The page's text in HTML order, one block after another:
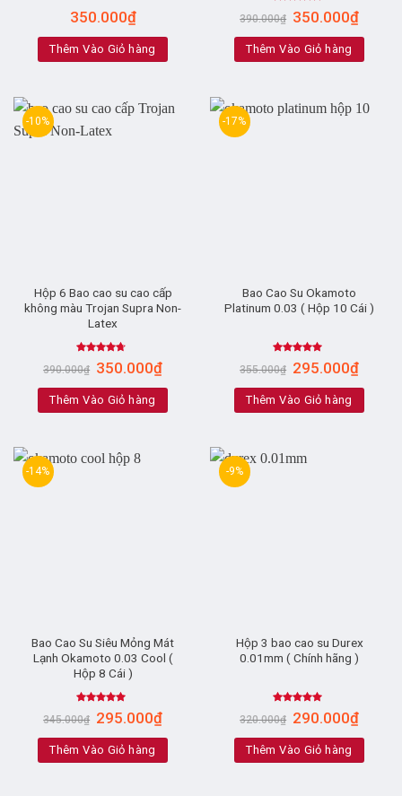
350.000₫
Thêm Vào Giỏ hàng
Rated 4.81
out of 5
390.000₫ 350.000₫
Thêm Vào Giỏ hàng
-10%
Hộp 6 Bao cao su cao cấp
không màu Trojan Supra Non-
Latex
Rated
4.43
out
390.000₫ 350.000₫
Thêm Vào Giỏ hàng
-17%
Bao Cao Su Okamoto
Platinum 0.03 ( Hộp 10 Cái )
Rated5.00
out of 5
355.000₫ 295.000₫
Thêm Vào Giỏ hàng
-14%
Bao Cao Su Siêu Mỏng Mát
Lạnh Okamoto 0.03 Cool (
Hộp 8 Cái )
Rated5.00
out of 5
345.000₫ 295.000₫
Thêm Vào Giỏ hàng
-9%
Hộp 3 bao cao su Durex
0.01mm ( Chính hãng )
Rated4.67
out of 5
320.000₫ 290.000₫
Thêm Vào Giỏ hàng